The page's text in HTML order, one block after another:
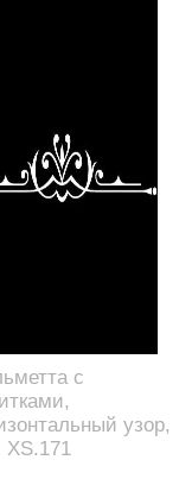
с
узор,
XS.171